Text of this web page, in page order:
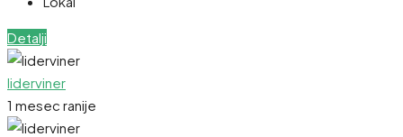
Detalji
liderviner
1 mesec ranije